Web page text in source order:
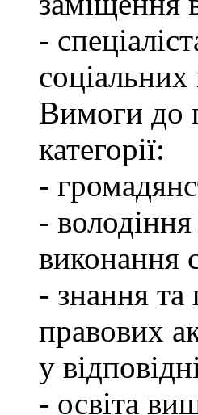
-
соціальних
Вимоги до
категорії:
-
-
виконання
- знання та
правових
у
- освіта